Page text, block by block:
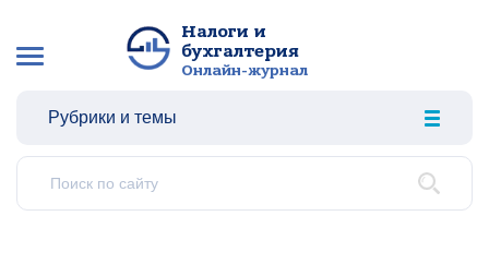
Налоги и
бухгалтерия
Онлайн-журнал
Рубрики и темы